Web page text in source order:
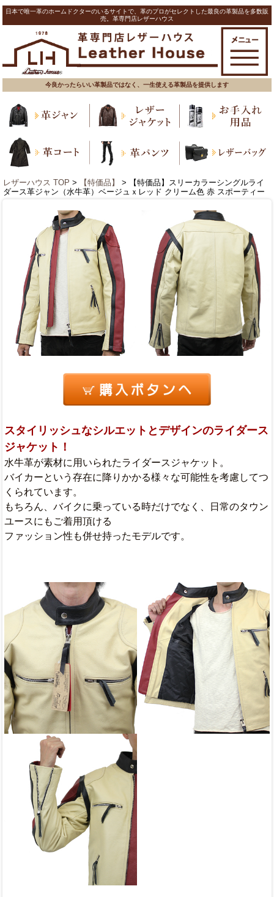
日本で唯一革のホームドクターのいるサイトで、革のプロがセレクトした最良の革製品を多数販
売。革専門店レザーハウス
今良かったらいい革製品ではなく、一生使える革製品を提供します
レザーハウス TOP > 【特価品】
> 【特価品】スリーカラーシングルライ
ダース革ジャン（水牛革）ベージュｘレッド クリーム色 赤 スポーティー
スタイリッシュなシルエットとデザインのライダース
ジャケット！
水牛革が素材に用いられたライダースジャケット。
バイカーという存在に降りかかる様々な可能性を考慮してつ
くられています。
もちろん、バイクに乗っている時だけでなく、日常のタウン
ユースにもご着用頂ける
ファッション性も併せ持ったモデルです。